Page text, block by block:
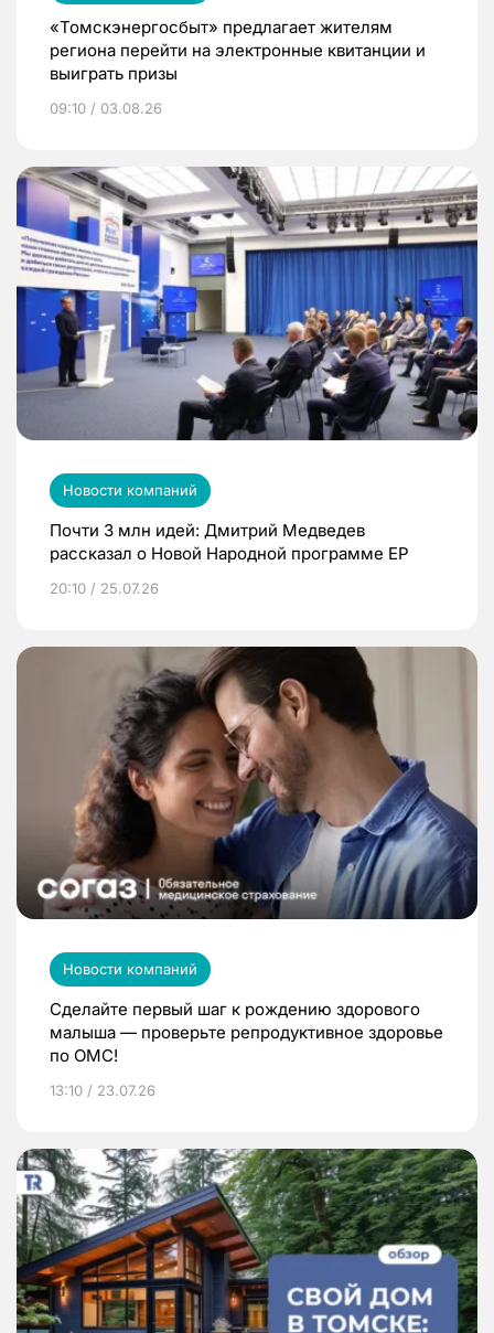
«Томскэнергосбыт» предлагает жителям
региона перейти на электронные квитанции и
выиграть призы
09:10 / 03.08.26
Новости компаний
Почти 3 млн идей: Дмитрий Медведев
рассказал о Новой Народной программе ЕР
20:10 / 25.07.26
Новости компаний
Сделайте первый шаг к рождению здорового
малыша — проверьте репродуктивное здоровье
по ОМС!
13:10 / 23.07.26